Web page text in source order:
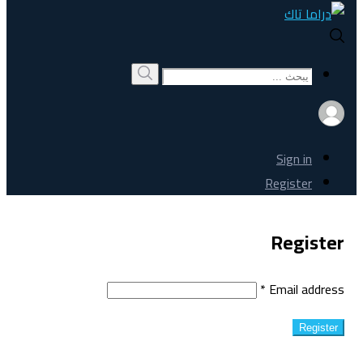
Search
بحث
Sign in
Register
Register
Email address
*
Register